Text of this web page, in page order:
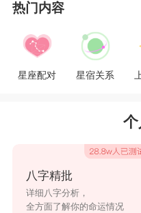
那些时刻。金牛男的
女在心神不宁时所特
金牛男和天秤女都
是固执的，只是金牛
来，而天秤女则是在
从来都无法猜测到她
发现分歧，都会坚持
热门内容
星座配对 星宿关系
八字精批
详细八字分析，
全方面了解你的命运情况